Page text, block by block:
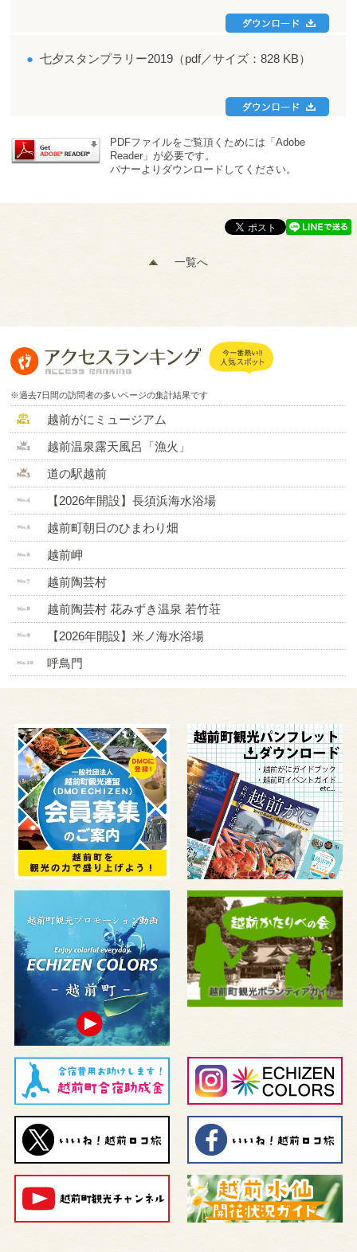
※過去7日間の訪問者の多いページの集計結果です
越前がにミュージアム
越前温泉露天風呂「漁火」
道の駅越前
【2026年開設】長須浜海水浴場
越前町朝日のひまわり畑
越前岬
越前陶芸村
越前陶芸村 花みずき温泉 若竹荘
【2026年開設】米ノ海水浴場
呼鳥門
●七夕スタンプラリー2019（pdf／サイズ：828 KB）
PDFファイルをご覧頂くためには「Adobe
Reader」が必要です。
バナーよりダウンロードしてください。
一覧へ